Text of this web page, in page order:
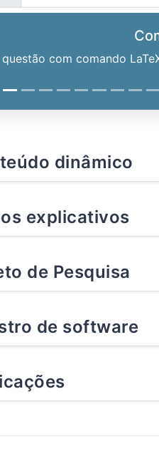
com comando
dinâmico
explicativos
de Pesquisa
de software